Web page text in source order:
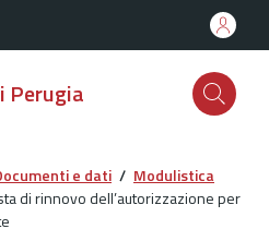
Perugia
e dati / Modulistica
di rinnovo dell’autorizzazione per